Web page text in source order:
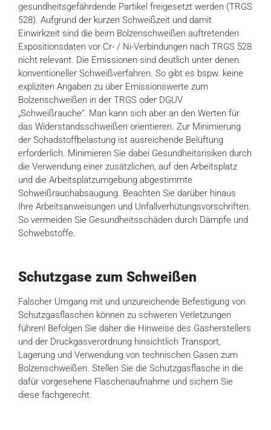
gesundheitsgefährdende Partikel freigesetzt werden (TRGS
528). Aufgrund der kurzen Schweißzeit und damit
Einwirkzeit sind die beim Bolzenschweißen auftretenden
Expositionsdaten vor Cr- / Ni-Verbindungen nach TRGS 528
nicht relevant. Die Emissionen sind deutlich unter denen
konventioneller Schweißverfahren. So gibt es bspw. keine
expliziten Angaben zu über Emissionswerte zum
Bolzenschweißen in der TRGS oder DGUV
„Schweißrauche“. Man kann sich aber an den Werten für
das Widerstandsschweißen orientieren. Zur Minimierung
der Schadstoffbelastung ist ausreichende Belüftung
erforderlich. Minimieren Sie dabei Gesundheitsrisiken durch
die Verwendung einer zusätzlichen, auf den Arbeitsplatz
und die Arbeitsplatzumgebung abgestimmte
Schweißrauchabsaugung. Beachten Sie darüber hinaus
Ihre Arbeitsanweisungen und Unfallverhütungsvorschriften.
So vermeiden Sie Gesundheitsschäden durch Dämpfe und
Schwebstoffe.
Schutzgase zum Schweißen
Falscher Umgang mit und unzureichende Befestigung von
Schutzgasflaschen können zu schweren Verletzungen
führen! Befolgen Sie daher die Hinweise des Gasherstellers
und der Druckgasverordnung hinsichtlich Transport,
Lagerung und Verwendung von technischen Gasen zum
Bolzenschweißen. Stellen Sie die Schutzgasflasche in die
dafür vorgesehene Flaschenaufnahme und sichern Sie
diese fachgerecht.